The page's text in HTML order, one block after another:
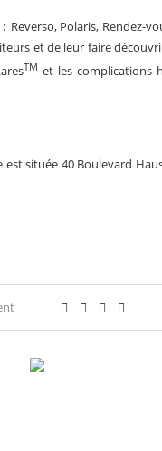
Reverso, Polaris, Rendez-
et de leur faire
TM et les complications
située 40 Boulevard